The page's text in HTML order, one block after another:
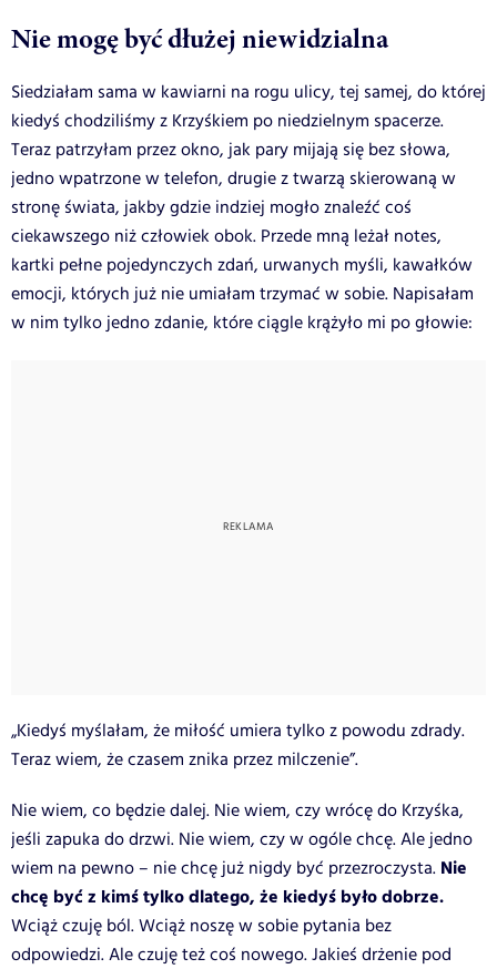
Nie mogę być dłużej niewidzialna
Siedziałam sama w kawiarni na rogu ulicy, tej samej, do której
kiedyś chodziliśmy z Krzyśkiem po niedzielnym spacerze.
Teraz patrzyłam przez okno, jak pary mijają się bez słowa,
jedno wpatrzone w telefon, drugie z twarzą skierowaną w
stronę świata, jakby gdzie indziej mogło znaleźć coś
ciekawszego niż człowiek obok. Przede mną leżał notes,
kartki pełne pojedynczych zdań, urwanych myśli, kawałków
emocji, których już nie umiałam trzymać w sobie. Napisałam
w nim tylko jedno zdanie, które ciągle krążyło mi po głowie:
„Kiedyś myślałam, że miłość umiera tylko z powodu zdrady.
Teraz wiem, że czasem znika przez milczenie”.
Nie wiem, co będzie dalej. Nie wiem, czy wrócę do Krzyśka,
jeśli zapuka do drzwi. Nie wiem, czy w ogóle chcę. Ale jedno
wiem na pewno – nie chcę już nigdy być przezroczysta. Nie
chcę być z kimś tylko dlatego, że kiedyś było dobrze.
Wciąż czuję ból. Wciąż noszę w sobie pytania bez
odpowiedzi. Ale czuję też coś nowego. Jakieś drżenie pod